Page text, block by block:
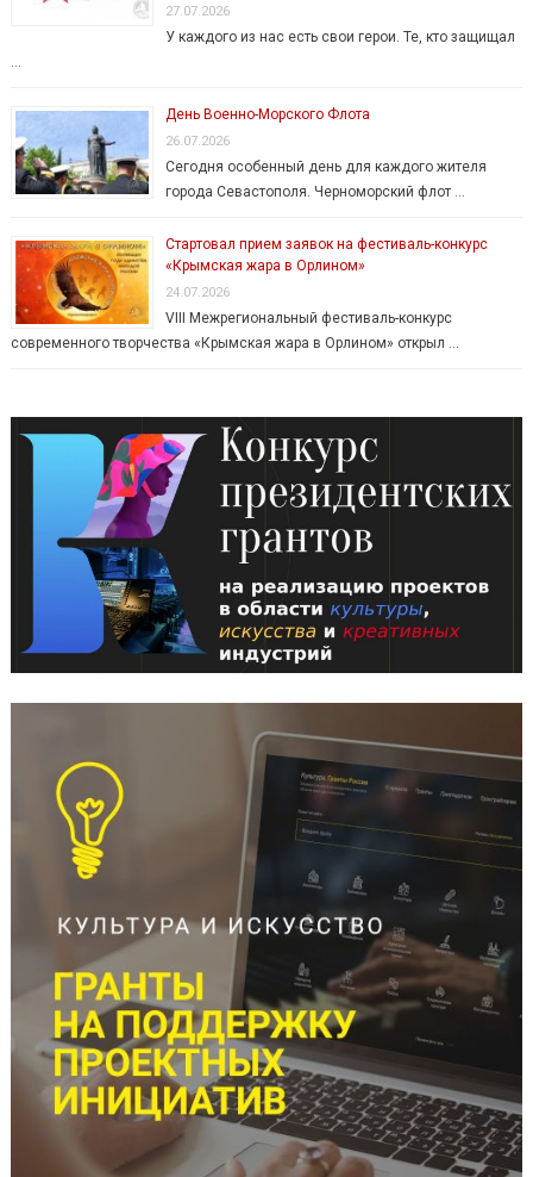
27.07.2026
У каждого из нас есть свои герои. Те, кто защищал
…
День Военно-Морского Флота
26.07.2026
Сегодня особенный день для каждого жителя
города Севастополя. Черноморский флот …
Стартовал прием заявок на фестиваль-конкурс
«Крымская жара в Орлином»
24.07.2026
VIII Межрегиональный фестиваль-конкурс
современного творчества «Крымская жара в Орлином» открыл …